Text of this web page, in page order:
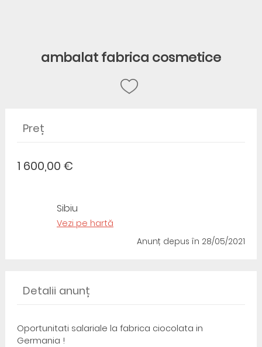
ambalat fabrica cosmetice
Preț
1 600,00 €
Sibiu
Vezi pe hartă
Anunț depusîn 28/05/2021
Detalii anunț
Oportunitati salariale la fabrica ciocolata in
Germania !